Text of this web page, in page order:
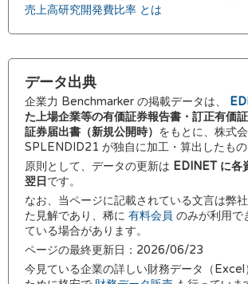
売上高研究開発費比率 とは
データ出典
企業力 Benchmarker の掲載データは、
た上場企業等の有価証券報告書・訂正有価
証券届出書（新規公開時） をもとに、株式
SPLENDID21 が独自に加工・算出したもの
原則として、データの更新は EDINET に各
翌日 です。
なお、当ページに記載されている文言は弊
た見解であり、稀に 有料会員 のみが利用で
ている場合があります。
ページの最終更新日：2026/06/23
今見ている企業の詳しい財務データ（Excel